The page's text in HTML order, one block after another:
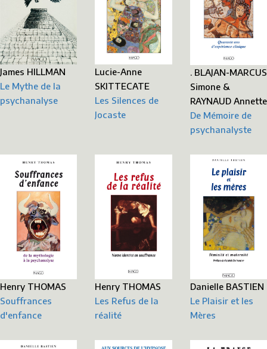
James HILLMAN
Le Mythe de la
psychanalyse
Lucie-Anne
SKITTECATE
Les Silences de
Jocaste
. BLAJAN-MARCUS
Simone &
RAYNAUD Annette
De Mémoire de
psychanalyste
Henry THOMAS
Souffrances
d'enfance
Henry THOMAS
Les Refus de la
réalité
Danielle BASTIEN
Le Plaisir et les
Mères